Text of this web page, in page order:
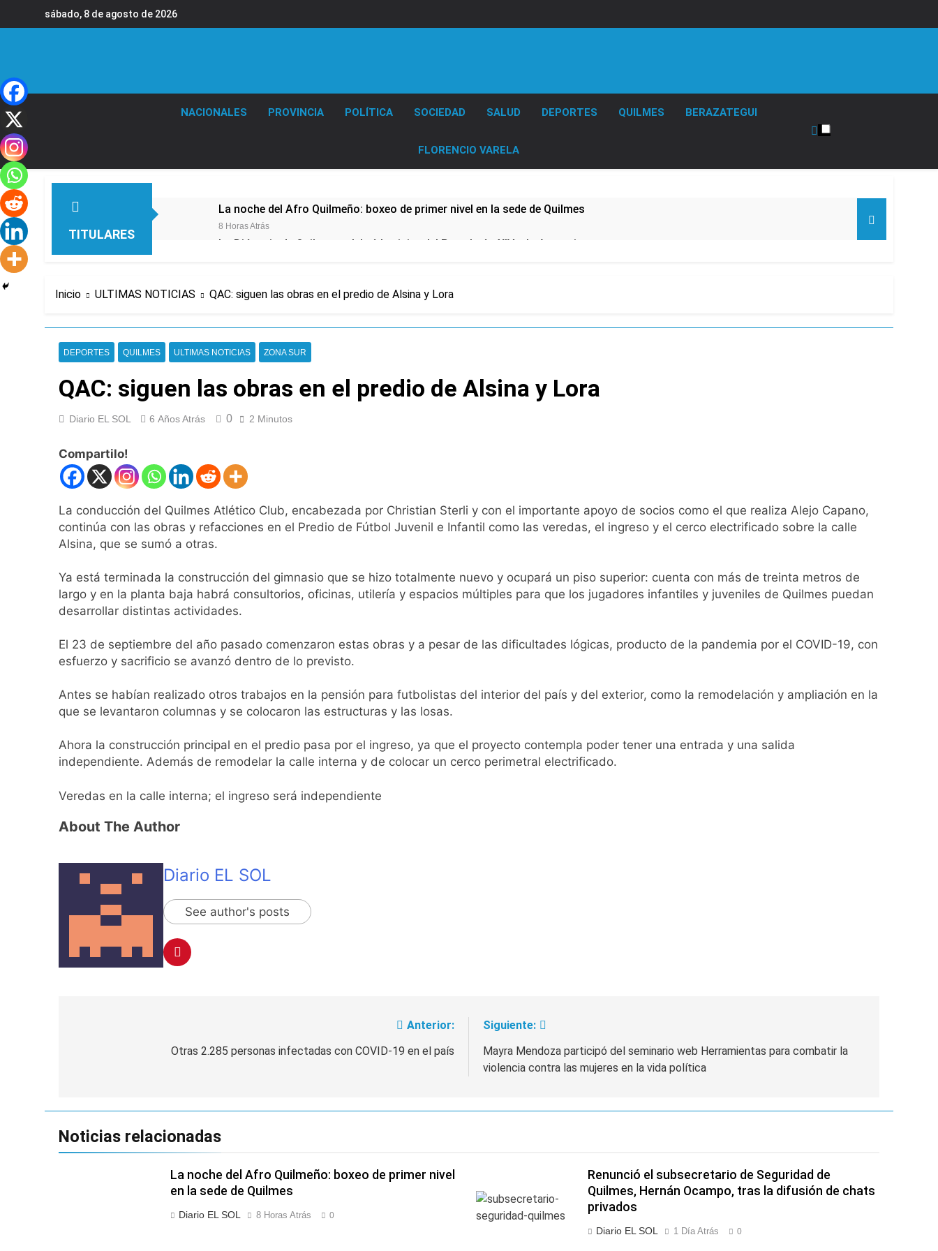
sábado, 8 de agosto de 2026
NACIONALES PROVINCIA POLÍTICA SOCIEDAD SALUD DEPORTES QUILMES BERAZATEGUI
FLORENCIO VARELA
TITULARES
La noche del Afro Quilmeño: boxeo de primer nivel en la sede de Quilmes
8 Horas Atrás
La Diócesis de Quilmes celebró la visita del Papa León XIV a la Argentina
13 Horas Atrás
de los 450 puntos
14 Horas Atrás
Jorge Macri condenó los disturbios frente al Congreso y calificó a los responsables como «delincuentes anarquistas»
15 Horas Atrás
Día Internacional de la Cerveza: los tres secretos para servirla correctamente
16 Horas Atrás
Día de San Cayetano: por qué se celebra cada 7 de agosto y qué representa para los argentinos
16 Horas Atrás
16 Horas Atrás
Incidentes frente al Congreso durante la protesta contra la Ley de Propiedad Privada: hubo detenidos y
La Fiscalía rechazó el pedido para suspender el juicio contra Pity Alvarez
1 Día Atrás
67 barrios full LED en Florencio Varela
El temporal se despide del AMBA: cuándo dejará de llover y llega una ola de frío con mínimas cercanas a 1°C
1 Día Atrás
1 Día Atrás
Renunció el subsecretario de Seguridad de Quilmes, Hernán Ocampo, tras la difusión de chats privados
Candela Arizaga confirmó que tuvo un «brote psicótico» por consumo con Facundo Moyano
La Libertad Avanza consiguió la mayoría y rechazó el pedido del peronismo de girar el proyecto a comisión
1 Día Atrás
1 Día Atrás
Inicio ULTIMAS NOTICIAS QAC: siguen las obras en el predio de Alsina y Lora
DEPORTES QUILMES ULTIMAS NOTICIAS ZONA SUR
QAC: siguen las obras en el predio de Alsina y Lora
Diario EL SOL 6 Años Atrás 0 2 Minutos
Compartilo!
La conducción del Quilmes Atlético Club, encabezada por Christian Sterli y con el importante apoyo de socios como el que realiza Alejo Capano,
continúa con las obras y refacciones en el Predio de Fútbol Juvenil e Infantil como las veredas, el ingreso y el cerco electrificado sobre la calle
Alsina, que se sumó a otras.
Ya está terminada la construcción del gimnasio que se hizo totalmente nuevo y ocupará un piso superior: cuenta con más de treinta metros de
largo y en la planta baja habrá consultorios, oficinas, utilería y espacios múltiples para que los jugadores infantiles y juveniles de Quilmes puedan
desarrollar distintas actividades.
El 23 de septiembre del año pasado comenzaron estas obras y a pesar de las dificultades lógicas, producto de la pandemia por el COVID-19, con
esfuerzo y sacrificio se avanzó dentro de lo previsto.
Antes se habían realizado otros trabajos en la pensión para futbolistas del interior del país y del exterior, como la remodelación y ampliación en la
que se levantaron columnas y se colocaron las estructuras y las losas.
Ahora la construcción principal en el predio pasa por el ingreso, ya que el proyecto contempla poder tener una entrada y una salida
independiente. Además de remodelar la calle interna y de colocar un cerco perimetral electrificado.
Veredas en la calle interna; el ingreso será independiente
About The Author
Diario EL SOL
See author's posts
Anterior:
Otras 2.285 personas infectadas con COVID-19 en el país
Siguiente:
Mayra Mendoza participó del seminario web Herramientas para combatir la
violencia contra las mujeres en la vida política
Noticias relacionadas
La noche del Afro Quilmeño: boxeo de primer nivel
en la sede de Quilmes
Diario EL SOL 8 Horas Atrás 0
Renunció el subsecretario de Seguridad de
Quilmes, Hernán Ocampo, tras la difusión de chats
privados
Diario EL SOL 1 Día Atrás 0